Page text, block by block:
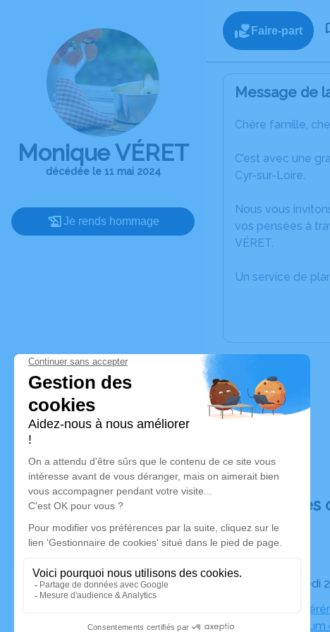
Monique VÉRET
décédée le 11 mai 2024
Je rends hommage
Faire-part
Message de
Chère famille,
C’est avec une
Cyr-sur-Loire.
Nous vous
vos pensées à
VÉRET.
Un service de
Déroulé
Le
Salle de